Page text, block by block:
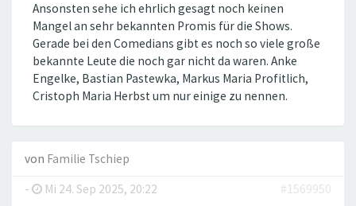
Ansonsten sehe ich ehrlich gesagt noch keinen
Mangel an sehr bekannten Promis für die Shows.
Gerade bei den Comedians gibt es noch so viele große
bekannte Leute die noch gar nicht da waren. Anke
Engelke, Bastian Pastewka, Markus Maria Profitlich,
Cristoph Maria Herbst um nur einige zu nennen.
von Familie Tschiep
-
Mi 24. Sep 2025, 20:22 #1569950